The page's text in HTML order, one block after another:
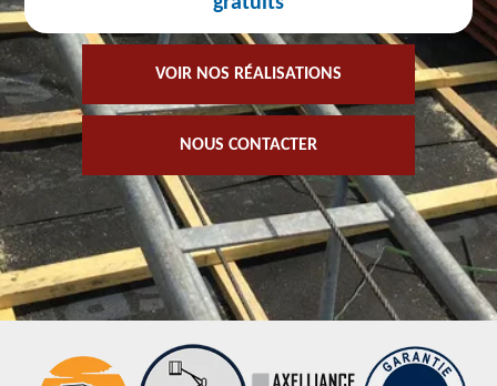
VOIR NOS RÉALISATIONS
NOUS CONTACTER